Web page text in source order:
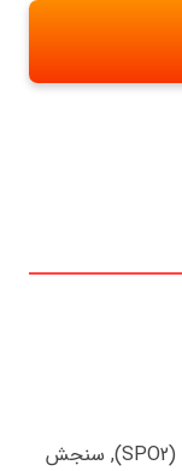
روشنایی (Lighting), سنجش اکسیژن خون (SPO2), سنجش